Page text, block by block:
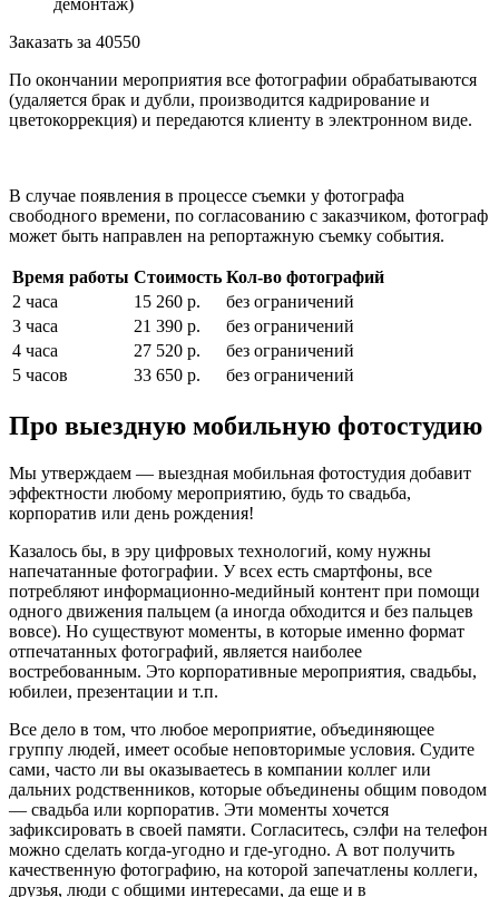
Заказать за 40550
По окончании мероприятия все фотографии обрабатываются
(удаляется брак и дубли, производится кадрирование и
цветокоррекция) и передаются клиенту в электронном виде.
В случае появления в процессе съемки у фотографа
свободного времени, по согласованию с заказчиком, фотограф
может быть направлен на репортажную съемку события.
Время работы Стоимость Кол-во фотографий
2 часа
15 260 р.
без ограничений
3 часа
21 390 р.
без ограничений
4 часа
27 520 р.
без ограничений
5 часов
33 650 р. без ограничений
Про выездную мобильную фотостудию
Мы утверждаем — выездная мобильная фотостудия добавит
эффектности любому мероприятию, будь то свадьба,
корпоратив или день рождения!
Казалось бы, в эру цифровых технологий, кому нужны
напечатанные фотографии. У всех есть смартфоны, все
потребляют информационно-медийный контент при помощи
одного движения пальцем (а иногда обходится и без пальцев
вовсе). Но существуют моменты, в которые именно формат
отпечатанных фотографий, является наиболее
востребованным. Это корпоративные мероприятия, свадьбы,
юбилеи, презентации и т.п.
Все дело в том, что любое мероприятие, объединяющее
группу людей, имеет особые неповторимые условия. Судите
сами, часто ли вы оказываетесь в компании коллег или
дальних родственников, которые объединены общим поводом
— свадьба или корпоратив. Эти моменты хочется
зафиксировать в своей памяти. Согласитесь, сэлфи на телефон
можно сделать когда-угодно и где-угодно. А вот получить
качественную фотографию, на которой запечатлены коллеги,
друзья, люди с общими интересами, да еще и в